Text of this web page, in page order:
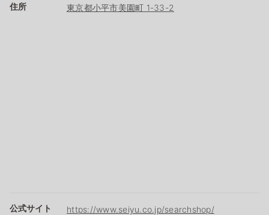
住所 東京都小平市美園町 1-33-2
公式サイト https://www.seiyu.co.jp/searchshop/